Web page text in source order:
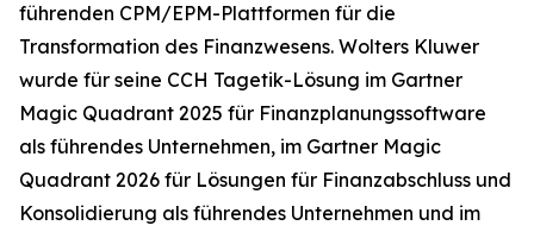
führenden CPM/EPM-Plattformen für die
Transformation des Finanzwesens. Wolters Kluwer
wurde für seine CCH Tagetik-Lösung im Gartner
Magic Quadrant 2025 für Finanzplanungssoftware
als führendes Unternehmen, im Gartner Magic
Quadrant 2026 für Lösungen für Finanzabschluss und
Konsolidierung als führendes Unternehmen und im